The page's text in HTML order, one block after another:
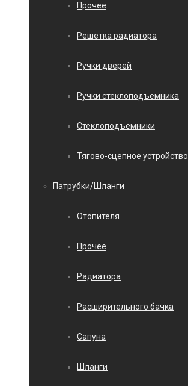
Прочее
Решетка радиатора
Ручки дверей
Ручки стеклоподъемника
Стеклоподъемники
Тягово-сцепное устройство
Патрубки/Шланги
Отопителя
Прочее
Радиатора
Расширительного бачка
Сапуна
Шланги